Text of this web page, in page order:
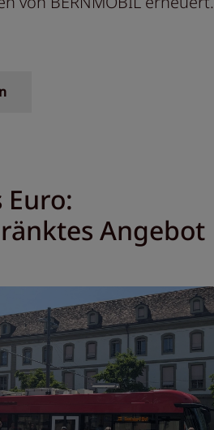
Euro:
Angebot